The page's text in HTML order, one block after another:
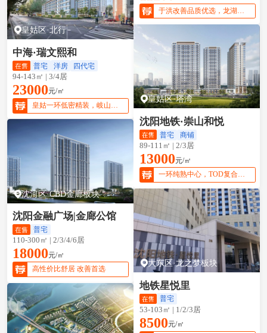
皇姑区·北行
中海·瑞文熙和
普宅 洋房 四代宅
94-143㎡ | 3/4居
23000元/㎡
沈河区·CBD金廊板块
沈阳金融广场|金廊公馆
普宅
110-300㎡ | 2/3/4/6居
18000元/㎡
高性价比舒居 改善首选
于洪改善品质优选，龙湖园林实景呈现
皇姑区·塔湾
沈阳地铁·崇山和悦
普宅 商铺
89-111㎡ | 2/3居
13000元/㎡
一环纯熟中心，TOD复合住区，享繁华生活
大东区·龙之梦板块
地铁星悦里
普宅
53-103㎡ | 1/2/3居
8500元/㎡